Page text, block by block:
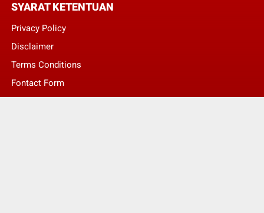
SYARAT KETENTUAN
Privacy Policy
Disclaimer
Terms Conditions
Fontact Form